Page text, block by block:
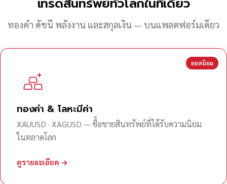
ทองคำ ดัชนี พลังงาน และสกุลเงิน — บนแพลตฟอร์มเดียว
ยอดนิยม
ทองคำ & โลหะมีค่า
XAUUSD · XAGUSD — ซื้อขายสินทรัพย์ที่ได้รับความนิยม
ในตลาดโลก
ดูรายละเอียด →